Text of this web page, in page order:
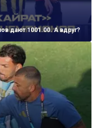
дают 1001.00. А вдруг?